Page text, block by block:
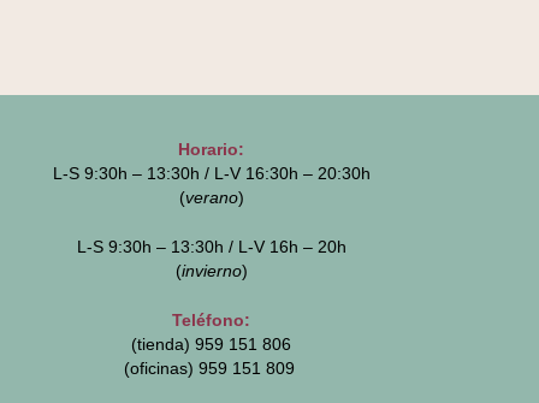
Horario:
L-S 9:30h – 13:30h / L-V 16:30h – 20:30h
(verano)
L-S 9:30h – 13:30h / L-V 16h – 20h
(invierno)
Teléfono:
(tienda) 959 151 806
(oficinas) 959 151 809